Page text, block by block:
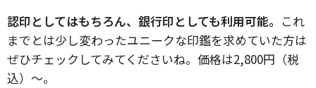
認印としてはもちろん、銀行印としても利用可能。 これ
までとは少し変わったユニークな印鑑を求めていた方は
ぜひチェックしてみてくださいね。価格は2,800円（税
込）〜。